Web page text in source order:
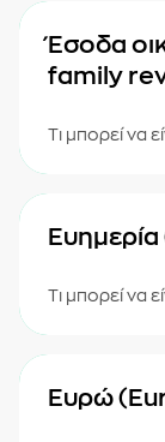
Έσοδα
family
Τι μπορεί να
Τι μπορεί να
Ευρώ